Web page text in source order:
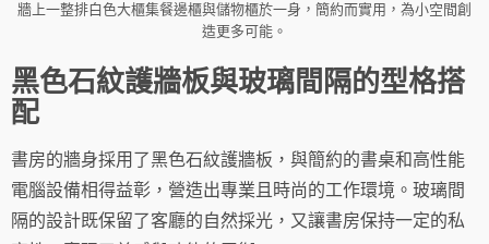
牆上一整排白色大櫃集餐邊櫃與儲物櫃於一身，簡約而實用，為小空間創
造更多可能。
黑色石紋護牆板與玻璃間隔的型格搭
配
書房的牆身採用了黑色石紋護牆板，與簡約的書桌和高性能
電腦設備相得益彰，營造出專業且時尚的工作環境。玻璃間
隔的設計既保留了客廳的自然採光，又讓書房保持一定的私